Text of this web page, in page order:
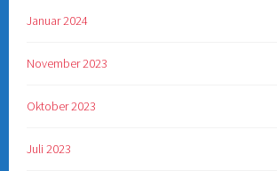
Januar 2024
November 2023
Oktober 2023
Juli 2023